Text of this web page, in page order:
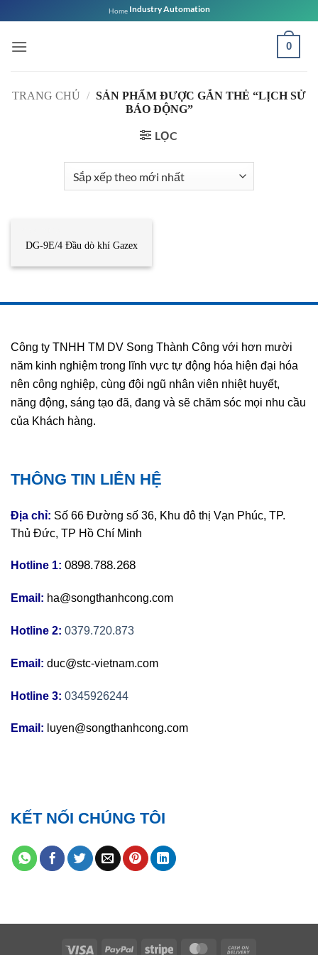
qua
nội
Home Industry Automation
0
TRANG CHỦ / SẢN PHẨM ĐƯỢC GẮN THẺ “LỊCH SỬ
BÁO ĐỘNG”
LỌC
DG-9E/4 Đầu dò khí Gazex
Công ty TNHH TM DV Song Thành Công với hơn mười
năm kinh nghiệm trong lĩnh vực tự động hóa hiện đại hóa
nên công nghiệp, cùng đội ngũ nhân viên nhiệt huyết,
năng động, sáng tạo đã, đang và sẽ chăm sóc mọi nhu cầu
của Khách hàng.
THÔNG TIN LIÊN HỆ
Địa chỉ: Số 66 Đường số 36, Khu đô thị Vạn Phúc, TP.
Thủ Đức, TP Hồ Chí Minh
Hotline 1: 0898.788.268
Email: ha@songthanhcong.com
Hotline 2: 0379.720.873
Email: duc@stc-vietnam.com
Hotline 3: 0345926244
Email: luyen@songthanhcong.com
KẾT NỐI CHÚNG TÔI
Visa PayPal Stripe MasterCard